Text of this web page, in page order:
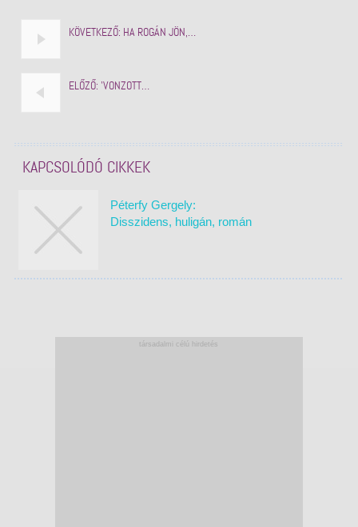
KÖVETKEZŐ: HA ROGÁN JÖN,…
ELŐZŐ: 'VONZOTT…
KAPCSOLÓDÓ CIKKEK
Péterfy Gergely:
Disszidens, huligán, román
társadalmi célú hirdetés